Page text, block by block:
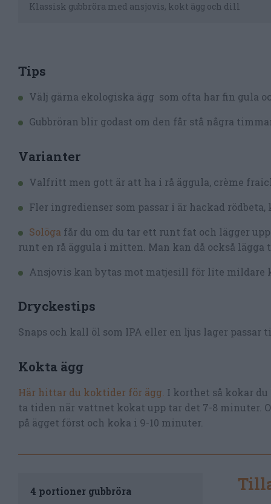
Klassisk gubbröra med ansjovis, kokt ägg och dill
Tips
Välj gärna ekologiska ägg som ofta har fin gula
Gubbröran blir godast om den får stå några
Varianter
Valfritt men gott är att ha i rå äggula, crème
Fler ingredienser som passar i är hackad
Solöga får du om du tar ett runt fat och lägger
runt en rå äggula i mitten. Man kan då också
Ansjovis kan bytas mot matjesill för lite mildare
Dryckestips
Snaps och kall öl som IPA eller en ljus lager
Kokta ägg
Här hittar du koktider för ägg. I korthet så kokar du
ta tiden när vattnet kokat upp tar det 7-8 minuter.
på ägget först och koka i 9-10 minuter.
4 portioner gubbröra